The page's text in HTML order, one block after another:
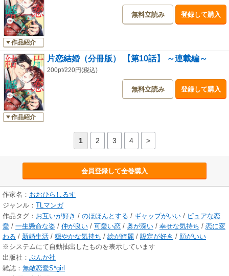
作品紹介
無料立読み 登録して購入
作品紹介
片恋結婚（分冊版） 【第10話】 ～連載編～
200pt/220円(税込)
無料立読み 登録して購入
1 2 3 4 >
会員登録して全巻購入
作家名： おおひらしるす
ジャンル： TLマンガ
作品タグ： お互いが好き / のほほんとする / ギャップがいい / ピュアな恋
愛 / 一生懸命な姿 / 仲が良い / 可愛い恋 / 奥が深い / 幸せな気持ち / 恋に変
わる / 新婚生活 / 穏やかな気持ち / 絵が綺麗 / 設定が好き / 顔がいい
※システムにて自動抽出したものを表示しています
出版社： ぶんか社
雑誌： 無敵恋愛S*girl